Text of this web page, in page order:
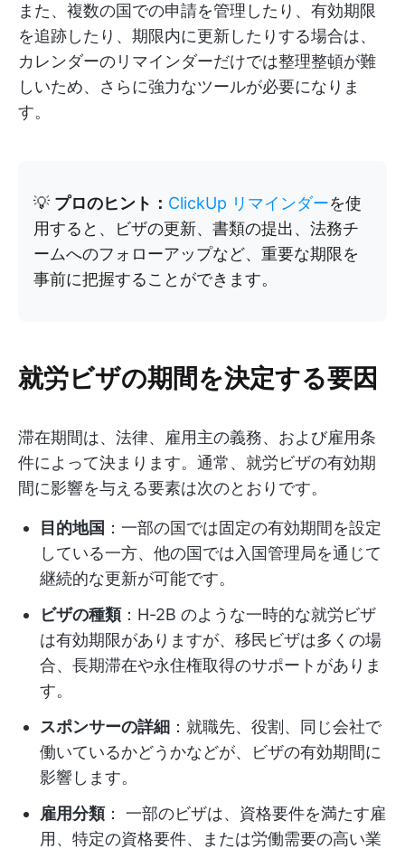
また、複数の国での申請を管理したり、有効期限
を追跡したり、期限内に更新したりする場合は、
カレンダーのリマインダーだけでは整理整頓が難
しいため、さらに強力なツールが必要になりま
す。
💡 プロのヒント： ClickUp リマインダーを使
用すると、ビザの更新、書類の提出、法務チ
ームへのフォローアップなど、重要な期限を
事前に把握することができます。
就労ビザの期間を決定する要因
滞在期間は、法律、雇用主の義務、および雇用条
件によって決まります。通常、就労ビザの有効期
間に影響を与える要素は次のとおりです。
目的地国 ：一部の国では固定の有効期間を設定
している一方、他の国では入国管理局を通じて
継続的な更新が可能です。
ビザの種類：H-2B のような一時的な就労ビザ
は有効期限がありますが、移民ビザは多くの場
合、長期滞在や永住権取得のサポートがありま
す。
スポンサーの詳細 ：就職先、役割、同じ会社で
働いているかどうかなどが、ビザの有効期間に
影響します。
雇用分類： 一部のビザは、資格要件を満たす雇
用、特定の資格要件、または労働需要の高い業